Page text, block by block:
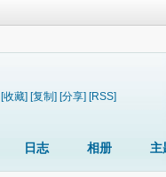
[收藏] [复制] [分享] [RSS]
日志 相册 主